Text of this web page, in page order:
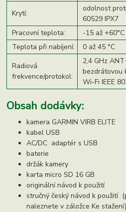
Krytí:
odolnost
60529 IPX7
Pracovní teplota:
-15 až +60°C
Teplota při nabíjení:
0 až 45 °C
Radiová
frekvence/protokol:
2,4 GHz
bezdrátovou
Wi-Fi IEEE
Obsah dodávky:
kamera GARMIN VIRB ELITE
kabel USB
AC/DC adaptér s USB
baterie
držák kamery
karta micro SD 16 GB
originální návod k použití
stručný český návod k použití
naleznete v záložce Ke stažení)